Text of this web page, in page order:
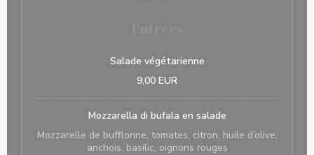
Salade végétarienne
9,00 EUR
Mozzarella di bufala en salade
Mozzarelle de bufflonne, tomates, citron, huile d’olive,
anchois, basilic, oignons rouges